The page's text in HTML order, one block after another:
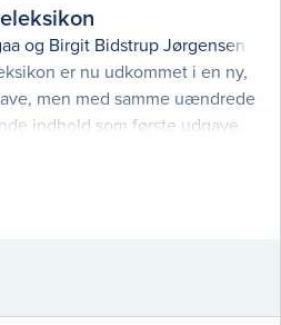
og Birgit Bidstrup Jørgensen
er nu udkommet i en ny,
men med samme uændrede
indhold som første udgave.
i 332 alfabetisk ordnede
ledelsesmæssig og udviklings-